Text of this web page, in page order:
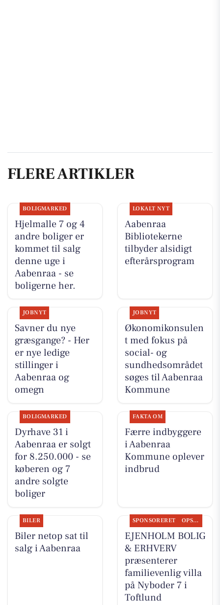
FLERE ARTIKLER
BOLIGMARKED
Hjelmalle 7 og 4
andre boliger er
kommet til salg
denne uge i
Aabenraa - se
boligerne her.
LOKALT NYT
Aabenraa
Bibliotekerne
tilbyder alsidigt
efterårsprogram
JOBNYT
Savner du nye
græsgange? - Her
er nye ledige
stillinger i
Aabenraa og
omegn
JOBNYT
Økonomikonsulen
t med fokus på
social- og
sundhedsområdet
søges til Aabenraa
Kommune
BOLIGMARKED
Dyrhave 31 i
Aabenraa er solgt
for 8.250.000 - se
køberen og 7
andre solgte
boliger
FAKTA OM
Færre indbyggere
i Aabenraa
Kommune oplever
indbrud
BILER
Biler netop sat til
salg i Aabenraa
SPONSORERET OPSLAGSTAVLEN
EJENHOLM BOLIG
& ERHVERV
præsenterer
familievenlig villa
på Nyboder 7 i
Toftlund